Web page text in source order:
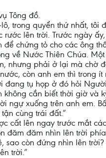
Tông đồ.
lô, trong quyển thứ nhất,
lên trời. Trước ngày
để chứng tỏ cho các ông
về Nước Thiên Chúa.
nhưng phải ở lại mà chờ
còn anh em thì trong ít
đang tụ họp ở đó hỏi
không cần biết thời giờ và
ngự xuống trên anh em.
cùng trái đất.”
cất lên ngay trước mắt
đăm đăm nhìn lên trời
sao còn đứng nhìn lên
trời.”